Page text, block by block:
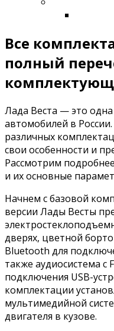
Все
полный
Лада Веста — это
автомобилей в
различных
свои особенности и
Рассмотрим
и их основные
Начнем с базовой
версии Лады Весты
дверях, цветной
Bluetooth для
также аудиосистема
подключения USB-
комплектации
мультимедийной
двигателя в кузове.